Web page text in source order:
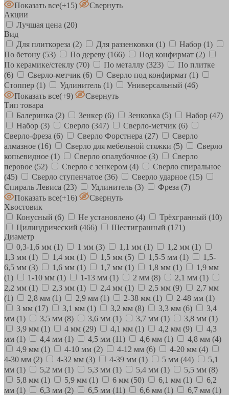
Показать все(+15)
Свернуть
Акции
Лучшая цена (20)
Вид
Для плиткореза (2) Для раззенковки (1) Набор (1)
По бетону (53) По дереву (166) Под конфирмат (2)
По керамике/стеклу (70) По металлу (323)
По плитке
(6)
Сверло-метчик (6) Сверло под конфирмат (1)
Стоппер (1) Удлинитель (1) Универсальный (46)
Показать все(+9)
Свернуть
Тип товара
Балеринка (2) Зенкер (6) Зенковка (5) Набор (47)
Набор (3) Сверло (347) Сверло-метчик (6)
Сверло-фреза (6) Сверло Форстнера (27)
Сверло
алмазное (16) Сверло для мебельной стяжки (5)
Сверло
копьевидное (1) Сверло опалубочное (3)
Сверло
перовое (52) Сверло с зенкером (4)
Сверло спиральное
(45)
Сверло ступенчатое (36) Сверло ударное (15)
Спираль Левиса (23) Удлинитель (3) Фреза (7)
Показать все(+16)
Свернуть
Хвостовик
Конусный (6) Не установлено (4) Трёхгранный (10)
Цилиндрический (466) Шестигранный (171)
Диаметр
0,3-1,6 мм (1) 1 мм (3) 1,1 мм (1) 1,2 мм (1)
1,3 мм (1) 1,4 мм (1) 1,5 мм (5) 1,5-5 мм (1)
1,5-
6,5 мм (3) 1,6 мм (1) 1,7 мм (1) 1,8 мм (1)
1,9 мм
(1)
1-10 мм (1) 1-13 мм (1) 2 мм (8) 2,1 мм (1)
2,2 мм (1) 2,3 мм (1) 2,4 мм (1) 2,5 мм (9)
2,7 мм
(1)
2,8 мм (1) 2,9 мм (1) 2-38 мм (1) 2-48 мм (1)
3 мм (17) 3,1 мм (1) 3,2 мм (8) 3,3 мм (6)
3,4
мм (1) 3,5 мм (8) 3,6 мм (1) 3,7 мм (1) 3,8 мм (1)
3,9 мм (1) 4 мм (29) 4,1 мм (1) 4,2 мм (9)
4,3
мм (1) 4,4 мм (1) 4,5 мм (11) 4,6 мм (1) 4,8 мм (4)
4,9 мм (1) 4-10 мм (2) 4-12 мм (6) 4-20 мм (4)
4-30 мм (2) 4-32 мм (3) 4-39 мм (1) 5 мм (44)
5,1
мм (1) 5,2 мм (1) 5,3 мм (1) 5,4 мм (1) 5,5 мм (8)
5,8 мм (1) 5,9 мм (1) 6 мм (50) 6,1 мм (1)
6,2
мм (1) 6,3 мм (2) 6,5 мм (11) 6,6 мм (1) 6,7 мм (1)